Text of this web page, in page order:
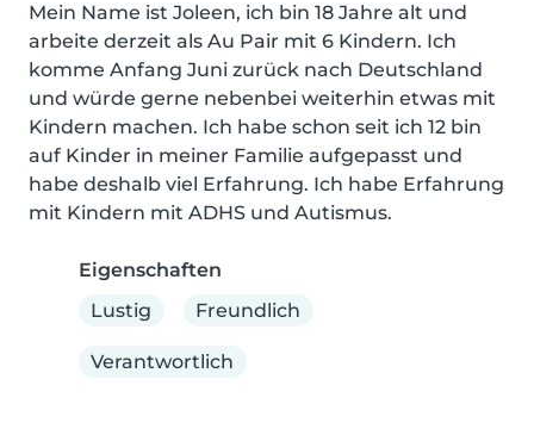
Mein Name ist Joleen, ich bin 18 Jahre alt und
arbeite derzeit als Au Pair mit 6 Kindern. Ich
komme Anfang Juni zurück nach Deutschland
und würde gerne nebenbei weiterhin etwas mit
Kindern machen. Ich habe schon seit ich 12 bin
auf Kinder in meiner Familie aufgepasst und
habe deshalb viel Erfahrung. Ich habe Erfahrung
mit Kindern mit ADHS und Autismus.
Eigenschaften
Lustig
Freundlich
Verantwortlich